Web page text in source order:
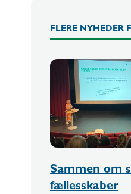
FLERE NYHEDER
Sammen om
fællesskaber